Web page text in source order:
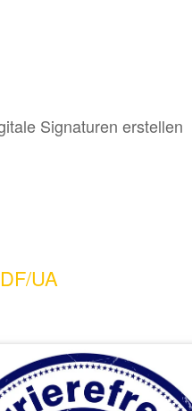
Signaturen erstellen
UA